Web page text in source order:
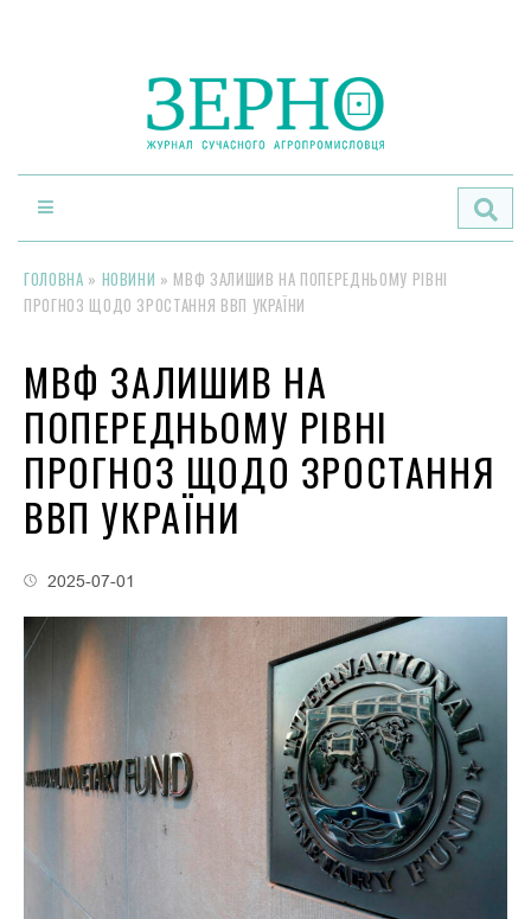
ГОЛОВНА » НОВИНИ » МВФ ЗАЛИШИВ НА ПОПЕРЕДНЬОМУ РІВНІ
ПРОГНОЗ ЩОДО ЗРОСТАННЯ ВВП УКРАЇНИ
МВФ ЗАЛИШИВ НА
ПОПЕРЕДНЬОМУ РІВНІ
ПРОГНОЗ ЩОДО ЗРОСТАННЯ
ВВП УКРАЇНИ
2025-07-01